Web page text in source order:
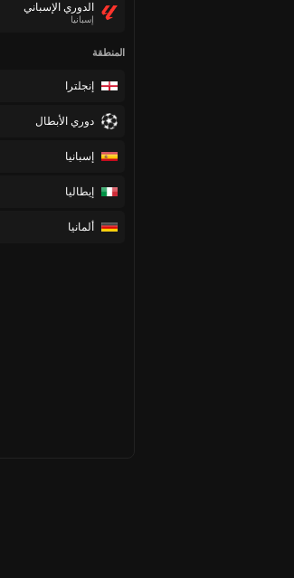
الدوري الإسباني
إسبانيا
المنطقة
إنجلترا
دوري الأبطال
إسبانيا
إيطاليا
ألمانيا